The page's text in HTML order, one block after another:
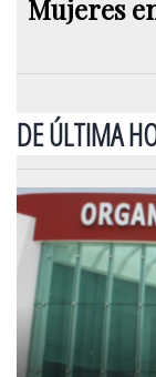
Mujeres
DE ÚLTIMA